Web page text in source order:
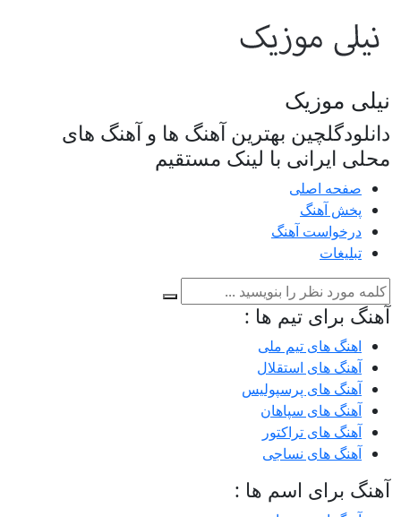
نیلی موزیک
دانلودگلچین بهترین آهنگ ها و آهنگ های
محلی ایرانی با لینک مستقیم
صفحه اصلی
پخش آهنگ
درخواست آهنگ
تبلیغات
آهنگ برای تیم ها :
اهنگ های تیم ملی
آهنگ های استقلال
آهنگ های پرسپولیس
آهنگ های سپاهان
آهنگ های تراکتور
آهنگ های نساجی
آهنگ برای اسم ها :